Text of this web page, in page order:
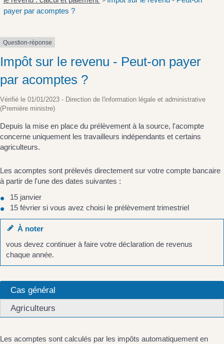
payer par acomptes ?
Question-réponse
Impôt sur le revenu - Peut-on payer
par acomptes ?
Vérifié le 01/01/2023 - Direction de l'information légale et administrative
(Première ministre)
Depuis la mise en place du prélèvement à la source, l'acompte
concerne uniquement les travailleurs indépendants et certains
agriculteurs.
Les acomptes sont prélevés directement sur votre compte bancaire
à partir de l'une des dates suivantes :
15 janvier
15 février si vous avez choisi le prélèvement trimestriel
À noter
vous devez continuer à faire votre déclaration de revenus
chaque année.
Cas général
Agriculteurs
Les acomptes sont calculés par les impôts automatiquement en